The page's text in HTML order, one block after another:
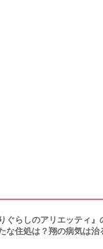
ぐらしのアリエッティ
な住処は？翔の病気は治